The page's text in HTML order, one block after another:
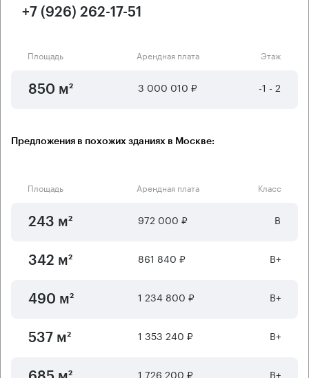
+7 (926) 262-17-51
Площадь Арендная плата Этаж
850 м² 3 000 010 ₽ -1 - 2
Предложения в похожих зданиях в Москве:
Площадь Арендная плата Класс
243 м² 972 000 ₽ B
342 м² 861 840 ₽ B+
490 м² 1 234 800 ₽ B+
537 м² 1 353 240 ₽ B+
1 726 200 ₽ B+